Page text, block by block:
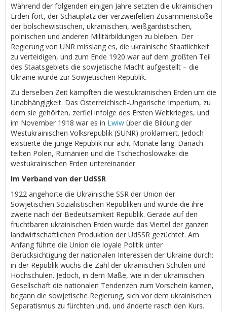
Während der folgenden einigen Jahre setzten die ukrainischen
Erden fort, der Schauplatz der verzweifelten Zusammenstöße
der bolschewistischen, ukrainischen, weißgardistischen,
polnischen und anderen Militärbildungen zu bleiben. Der
Regierung von UNR misslang es, die ukrainische Staatlichkeit
zu verteidigen, und zum Ende 1920 war auf dem größten Teil
des Staatsgebiets die sowjetische Macht aufgestellt – die
Ukraine wurde zur Sowjetischen Republik.
Zu derselben Zeit kämpften die westukrainischen Erden um die
Unabhängigkeit. Das Österreichisch-Ungarische Imperium, zu
dem sie gehörten, zerfiel infolge des Ersten Weltkrieges, und
im November 1918 war es in Lwiw über die Bildung der
Westukrainischen Volksrepublik (SUNR) proklamiert. Jedoch
existierte die junge Republik nur acht Monate lang. Danach
teilten Polen, Rumänien und die Tschechoslowakei die
westukrainischen Erden untereinander.
Im Verband von der UdSSR
1922 angehörte die Ukrainische SSR der Union der
Sowjetischen Sozialistischen Republiken und wurde die ihre
zweite nach der Bedeutsamkeit Republik. Gerade auf den
fruchtbaren ukrainischen Erden wurde das Viertel der ganzen
landwirtschaftlichen Produktion der UdSSR gezüchtet. Am
Anfang führte die Union die loyale Politik unter
Berücksichtigung der nationalen Interessen der Ukraine durch:
in der Republik wuchs die Zahl der ukrainischen Schulen und
Hochschulen. Jedoch, in dem Maße, wie in der ukrainischen
Gesellschaft die nationalen Tendenzen zum Vorschein kamen,
begann die sowjetische Regierung, sich vor dem ukrainischen
Separatismus zu fürchten und, und änderte rasch den Kurs.